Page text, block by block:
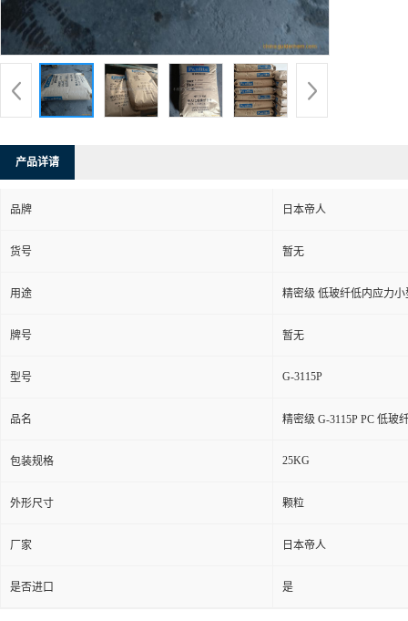
产品详请
品牌 日本帝人
货号 暂无
用途 精密级 低玻纤低内应力
牌号 暂无
型号 G-3115P
品名 精密级 G-3115P PC 低玻
包装规格 25KG
外形尺寸 颗粒
厂家 日本帝人
是否进口 是